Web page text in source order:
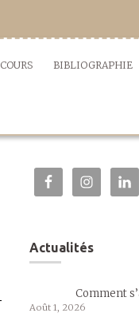
COURS BIBLIOGRAPHIE
Actualités
Comment
Août 1, 2026